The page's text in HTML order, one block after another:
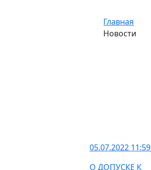
Главная
Новости
05.07.2022
О ДОПУСКЕ К